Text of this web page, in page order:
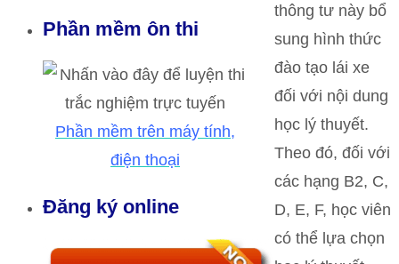
thông tư này bổ
sung hình thức
đào tạo lái xe
đối với nội dung
học lý thuyết.
Theo đó, đối với
các hạng B2, C,
D, E, F, học viên
có thể lựa chọn
Phần mềm ôn thi
Phần mềm trên máy tính,
điện thoại
Đăng ký online